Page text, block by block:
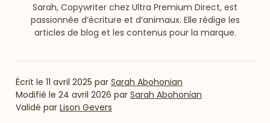
Sarah, Copywriter chez Ultra Premium Direct, est
passionnée d’écriture et d’animaux. Elle rédige les
articles de blog et les contenus pour la marque.
Écrit le 11 avril 2025 par Sarah Abohonian
Modifié le 24 avril 2026 par Sarah Abohonian
Validé par Lison Gevers